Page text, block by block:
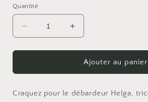
Quantité
Réduire
la
quantité
Patron
Helga
Augmenter
la
quantité
Patron
Helga
Ajouter au panier
Craquez pour le débardeur Helga,